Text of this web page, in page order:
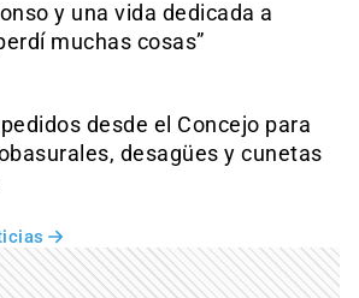
y una vida dedicada a
muchas cosas”
desde el Concejo para
desagües y cunetas